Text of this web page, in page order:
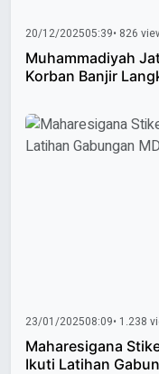
20/12/202505:39• 826
Muhammadiyah
Korban Banjir
23/01/202508:09• 1.238
Maharesigana
Ikuti Latihan